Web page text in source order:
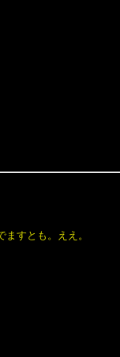
ますとも。ええ。